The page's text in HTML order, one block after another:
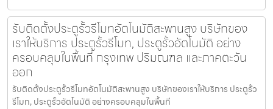
รับติดตั้งประตูรั้วรีโมทอัตโนมัติสะพานสูง บริษัทของ
เราให้บริการ ประตูรั้วรีโมท, ประตูรั้วอัตโนมัติ อย่าง
ครอบคลุมในพื้นที่ กรุงเทพ ปริมณฑล และภาคตะวัน
ออก
รับติดตั้งประตูรั้วรีโมทอัตโนมัติสะพานสูง บริษัทของเราให้บริการ ประตูรั้ว
รีโมท, ประตูรั้วอัตโนมัติ อย่างครอบคลุมในพื้นที